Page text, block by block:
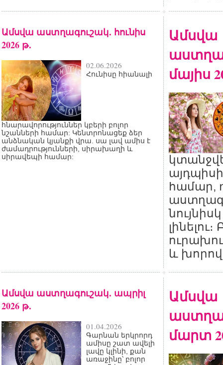
Ամսվա աստղագուշակ․ հունիս
2026 թ․
02.06.2026
Հունիսը հիանալի
հնարավորություններ կբերի բոլոր
նշանների համար: Կենտրոնացեք ձեր
անձնական կյանքի վրա. սա լավ ամիս է
ժամադրությունների, սիրախաղի և
սիրավեպի համար:
Ամսվա
մայիս
համար,
և
Ամսվա աստղագուշակ․ ապրիլ
2026 թ․
01.04.2026
Գարնան երկրորդ
ամիսը շատ ավելի
լավը կլինի, քան
առաջինը՝ բոլոր
Ամսվա
մարտ